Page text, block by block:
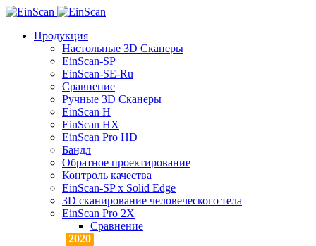
Продукция
Настольные 3D Сканеры
EinScan-SP
EinScan-SE-Ru
Сравнение
Ручные 3D Cканеры
EinScan H
EinScan HX
EinScan Pro HD
Бандл
Обратное проектирование
Контроль качества
EinScan-SP x Solid Edge
3D сканирование человеческого тела
EinScan Pro 2X
Сравнение